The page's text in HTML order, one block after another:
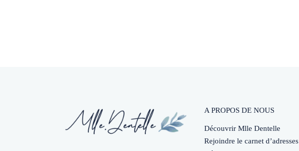
A PROPOS DE NOUS
Découvrir Mlle Dentelle
Rejoindre le carnet d’adresses